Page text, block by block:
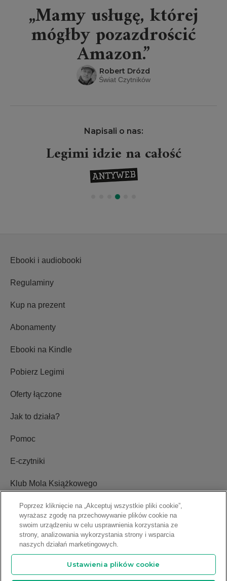
„Mamy usługę, której
mógłby pozazdrościć
Amazon.”
Robert Drózd
Świat Czytników
Napisali o nas:
Legimi idzie na całość
Ebooki i audiobooki
Regulaminy
Kup na prezent
Abonamenty
Ebooki na Kindle
Pobierz Legimi
Oferty łączone
Jak to działa?
Pomoc
E-czytniki
Klub Mola Książkowego
Ustawienia plików cookie
Blog
Relacje inwestorskie
Poprzez kliknięcie na „Akceptuj wszystkie pliki cookie”,
wyrażasz zgodę na przechowywanie plików cookie na
swoim urządzeniu w celu usprawnienia korzystania ze
strony, analizowania wykorzystania strony i wsparcia
naszych działań marketingowych.
Ustawienia plików cookie